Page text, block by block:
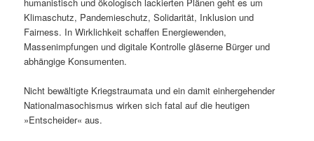
Klimaschutz, Pandemieschutz, Solidarität, Inklusion und
Fairness. In Wirklichkeit schaffen Energiewenden,
Massenimpfungen und digitale Kontrolle gläserne Bürger und
abhängige Konsumenten.
Nicht bewältigte Kriegstraumata und ein damit einhergehender
Nationalmasochismus wirken sich fatal auf die heutigen
»Entscheider« aus.